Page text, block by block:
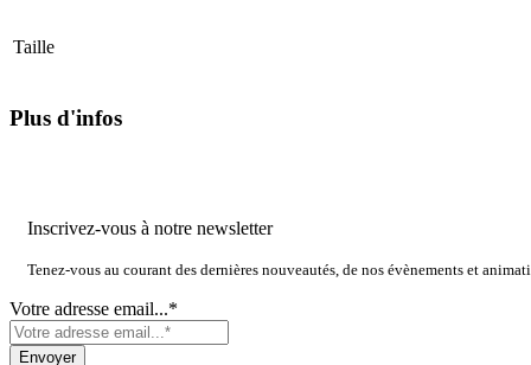
Taille
Plus d'infos
Inscrivez-vous à notre newsletter
Tenez-vous au courant des dernières nouveautés, de nos évènements et
Votre adresse email...*